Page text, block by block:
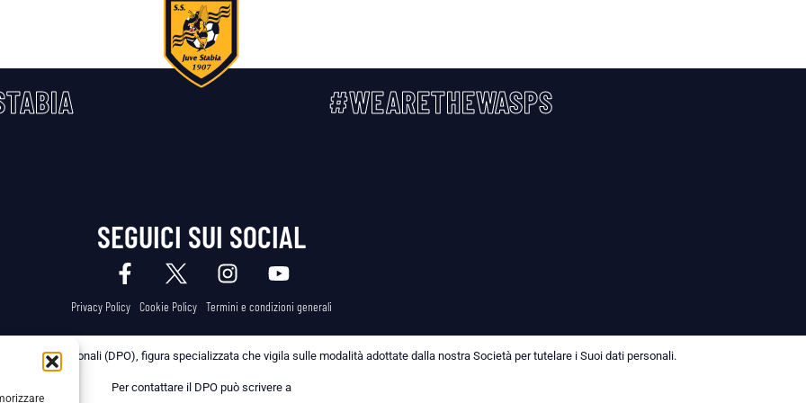
#WEARETHEWASPS
SEGUICI SUI SOCIAL
Privacy Policy Cookie Policy Termini e condizioni generali
dei Dati Personali (DPO), figura specializzata che vigila sulle modalità adottate dalla nostra Società per tutelare i Suoi dati personali.
Per contattare il DPO può scrivere a